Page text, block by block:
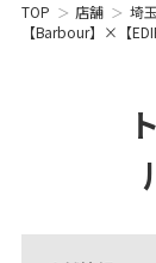
TOP 店舗 埼
【Barbour】×【